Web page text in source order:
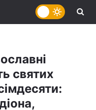
святих